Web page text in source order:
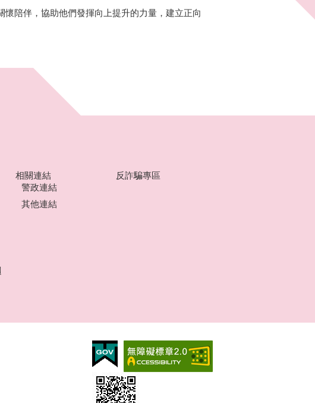
陪伴，協助他們發揮向上提升的力量，建立正向
相關連結
警政連結
其他連結
反詐騙專區